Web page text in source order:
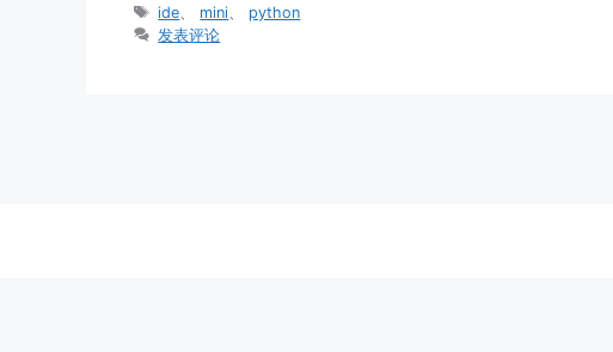
类
标
签
ide mini
python
发表评论